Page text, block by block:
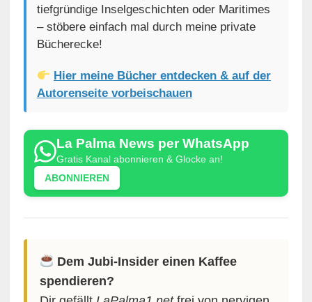
tiefgründige Inselgeschichten oder Maritimes
– stöbere einfach mal durch meine private
Bücherecke!
Hier meine Bücher entdecken & auf der
Autorenseite vorbeischauen
La Palma News per WhatsApp
Gratis Kanal abonnieren & Glocke an!
ABONNIEREN
Dem Jubi-Insider einen Kaffee
spendieren?